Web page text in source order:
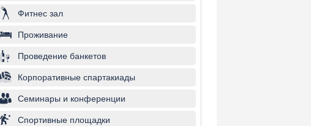
Фитнес зал
Проживание
Проведение банкетов
Корпоративные спартакиады
Семинары и конференции
Спортивные площадки